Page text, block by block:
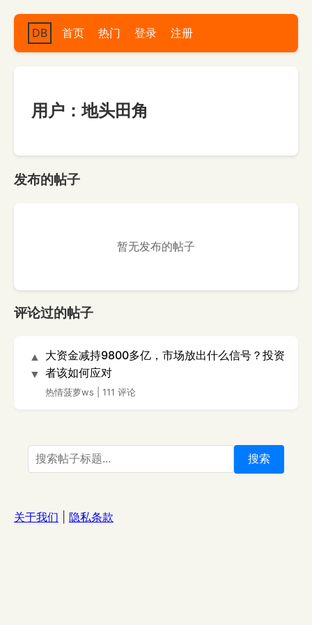
DB 首页 热门 登录 注册
用户：地头田角
发布的帖子
暂无发布的帖子
评论过的帖子
▲
▼
大资金减持9800多亿，市场放出什么信号？投资
者该如何应对
热情菠萝ws 111 评论
搜索
关于我们 隐私条款